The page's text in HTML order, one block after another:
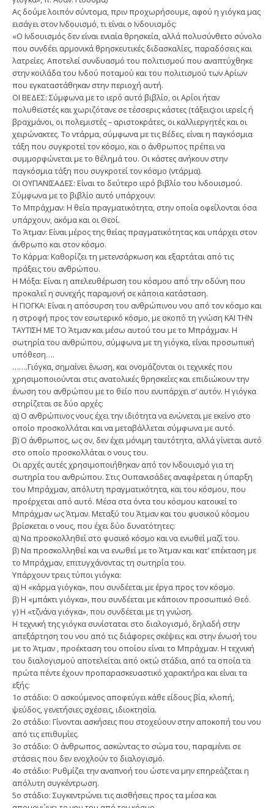
Ας δούμε λοιπόν σύντομα, πριν προχωρήσουμε, αφού η γιόγκα μας
εισάγει στον Ινδουισμό, τι είναι ο Ινδουισμός:
«Ο Ινδουισμός δεν είναι ενιαία θρησκεία, αλλά πολυσύνθετο σύνολο
που συνδέει αρμονικά θρησκευτικές διδασκαλίες, παραδόσεις και
λατρείες. Αποτελεί συνδυασμό του πολιτισμού που αναπτύχθηκε
στην κοιλάδα του Ινδού ποταμού και του πολιτισμού των Αρίων
που εγκαταστάθηκαν στην περιοχή αυτή.
ΟΙ ΒΕΔΕΣ: Σύμφωνα με το ιερό αυτό βιβλίο, οι Αρίοι ήταν
πολυθεϊστές και χωριζότανε σε τέσσερις κάστες (τάξεις):οι ιερείς ή
βραχμάνοι, οι πολεμιστές – αριστοκράτες, οι καλλιεργητές και οι
χειρώνακτες. Το ντάρμα, σύμφωνα με τις Βέδες, είναι η παγκόσμια
τάξη που συγκροτεί τον κόσμο, και ο άνθρωπος πρέπει να
συμμορφώνεται με το θέλημά του. Οι κάστες ανήκουν στην
παγκόσμια τάξη που συγκροτεί τον κόσμο (ντάρμα).
ΟΙ ΟΥΠΑΝΙΣΑΔΕΣ: Είναι το δεύτερο ιερό βιβλίο του Ινδουισμού.
Σύμφωνα με το βιβλίο αυτό υπάρχουν:
Το Mπράχμαν: Η θεία πραγματικότητα, στην οποία οφείλονται όσα
υπάρχουν, ακόμα και οι Θεοί.
Το Άτμαν: Είναι μέρος της θείας πραγματικότητας και υπάρχει στον
άνθρωπο και στον κόσμο.
Το Κάρμα: Καθορίζει τη μετενσάρκωση και εξαρτάται από τις
πράξεις του ανθρώπου.
Η Μόξα: Είναι η απελευθέρωση του κόσμου από την οδύνη που
προκαλεί η συνεχής παραμονή σε κάποια κατάσταση.
Η ΓΙΟΓΚΑ: Είναι η απόσυρση του ανθρώπινου νου από τον κόσμο και
η στροφή προς τον εσωτερικό κόσμο, με σκοπό τη γνώση ΚΑΙ ΤΗΝ
ΤΑΥΤΙΣΗ ΜΕ ΤΟ Άτμαν και μέσω αυτού του με το Μπράχμαν. Η
σωτηρία του ανθρώπου, σύμφωνα με τη γιόγκα, είναι προσωπική
υπόθεση….
…….Γιόγκα, σημαίνει ένωση, και ονομάζονται οι τεχνικές που
χρησιμοποιούνται στις ανατολικές θρησκείες και επιδιώκουν την
ένωση του ανθρώπου με το θείο που ενυπάρχει σ’ αυτόν. Η γιόγκα
στηρίζεται σε δύο αρχές:
α) Ο ανθρώπινος νους έχει την ιδιότητα να ενώνεται με εκείνο στο
οποίο προσκολλάται και να μεταβάλλεται σύμφωνα με αυτό.
β) Ο άνθρωπος, ως ον, δεν έχει μόνιμη ταυτότητα, αλλά γίνεται αυτό
στο οποίο προσκολλάται ο νους του.
Οι αρχές αυτές χρησιμοποιήθηκαν από τον Ινδουισμό για τη
σωτηρία του ανθρώπου. Στις Ουπανισάδες αναφέρεται η ύπαρξη
του Μπράχμαν, απόλυτη πραγματικότητα, και του κόσμου, που
προέρχεται από αυτό. Μέσα στα όντα του κόσμου κατοικεί το
Μπράχμαν ως Άτμαν. Μεταξύ του Άτμαν και του φυσικού κόσμου
βρίσκεται ο νους, που έχει δύο δυνατότητες:
α) Να προσκολληθεί στο φυσικό κόσμο και να ενωθεί μαζί του.
β) Να προσκολληθεί και να ενωθεί με το Άτμαν και κατ’ επέκταση με
το Μπράχμαν, επιτυγχάνοντας τη σωτηρία του.
Υπάρχουν τρεις τύποι γιόγκα:
α) Η «κάρμα γιόγκα», που συνδέεται με έργα προς τον κόσμο.
β) Η «μπάκτι γιόγκα», που συνδέεται με κάποιον προσωπικό Θεό.
γ) Η «τζνάνα γιόγκα», που συνδέεται με τη γνώση.
Η τεχνική της γιόγκα συνίσταται στο διαλογισμό, δηλαδή στην
απεξάρτηση του νου από τις διάφορες σκέψεις και στην ένωσή του
με το Άτμαν , προέκταση του οποίου είναι το Μπράχμαν. Η τεχνική
του διαλογισμού αποτελείται από οκτώ στάδια, από τα οποία τα
πρώτα πέντε έχουν προπαρασκευαστικό χαρακτήρα και είναι τα
εξής:
1ο στάδιο: Ο ασκούμενος αποφεύγει κάθε είδους βία, κλοπή,
ψεύδος, γενετήσιες σχέσεις, ιδιοκτησία.
2ο στάδιο: Γίνονται ασκήσεις που στοχεύουν στην αποκοπή του νου
από τις επιθυμίες.
3ο στάδιο: Ο άνθρωπος, ασκώντας το σώμα του, παραμένει σε
στάσεις που δεν ενοχλούν το διαλογισμό.
4ο στάδιο: Ρυθμίζει την αναπνοή του ώστε να μην επηρεάζεται η
απόλυτη συγκέντρωση.
5ο στάδιο: Συγκεντρώνει τις αισθήσεις προς τα μέσα και